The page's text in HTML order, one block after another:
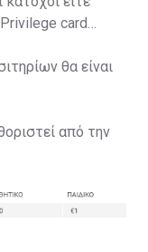
Privilege card
θα είναι
από την